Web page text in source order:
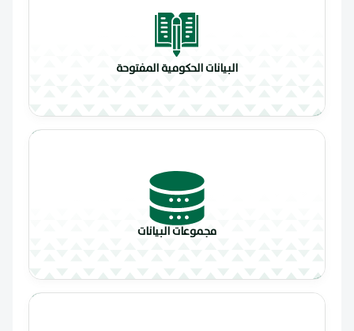
البيانات الحكومية المفتوحة
مجموعات البيانات